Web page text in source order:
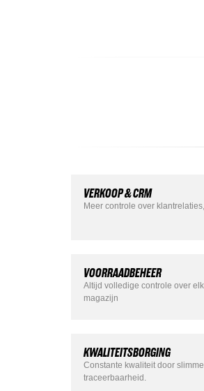
VERKOOP & CRM
Meer controle over
VOORRAADBEHEER
Altijd volledige controle over
magazijn
KWALITEITSBORGING
Constante kwaliteit door
traceerbaarheid.